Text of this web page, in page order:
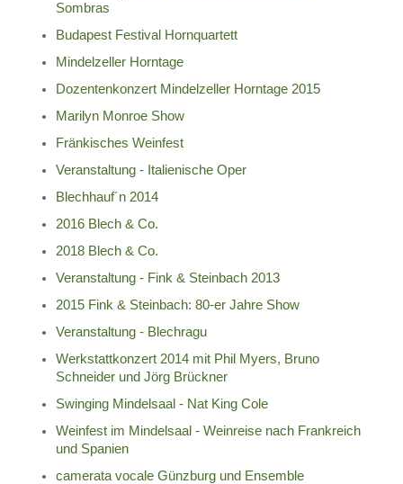
Sombras
Budapest Festival Hornquartett
Mindelzeller Horntage
Dozentenkonzert Mindelzeller Horntage 2015
Marilyn Monroe Show
Fränkisches Weinfest
Veranstaltung - Italienische Oper
Blechhauf´n 2014
2016 Blech & Co.
2018 Blech & Co.
Veranstaltung - Fink & Steinbach 2013
2015 Fink & Steinbach: 80-er Jahre Show
Veranstaltung - Blechragu
Werkstattkonzert 2014 mit Phil Myers, Bruno
Schneider und Jörg Brückner
Swinging Mindelsaal - Nat King Cole
Weinfest im Mindelsaal - Weinreise nach Frankreich
und Spanien
camerata vocale Günzburg und Ensemble